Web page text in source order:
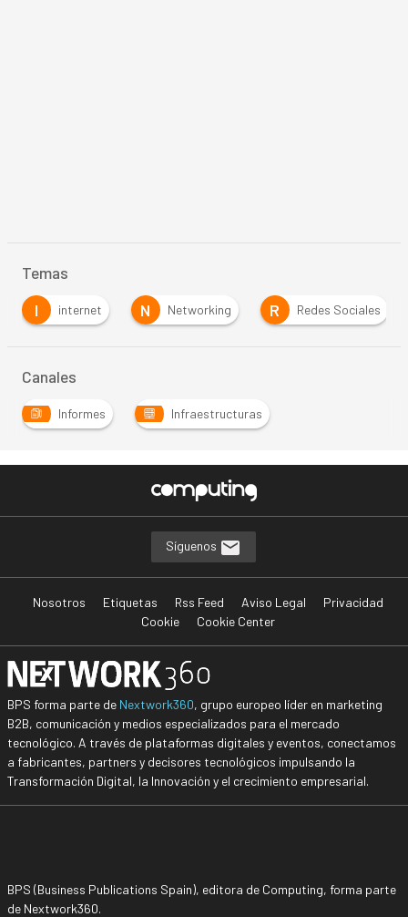
Temas
N
Networking R Redes Sociales S Software
Canales
Informes Infraestructuras
Síguenos
Nosotros Etiquetas Rss Feed Aviso Legal
Privacidad
Cookie
Cookie Center
BPS forma parte de Nextwork360, grupo europeo líder en marketing
B2B, comunicación y medios especializados para el mercado
tecnológico. A través de plataformas digitales y eventos, conectamos
a fabricantes, partners y decisores tecnológicos impulsando la
Transformación Digital, la Innovación y el crecimiento empresarial.
BPS (Business Publications Spain), editora de Computing, forma parte
de Nextwork360.